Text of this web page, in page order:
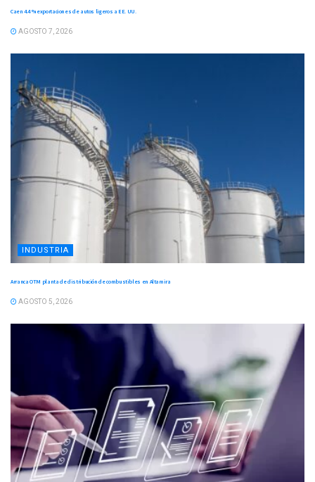
Caen 4.4 % exportaciones de autos ligeros a EE. UU.
AGOSTO 7, 2026
INDUSTRIA
Arranca OTM planta de distribución de combustibles en Altamira
AGOSTO 5, 2026